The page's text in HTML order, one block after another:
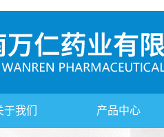
于我们 产品中心